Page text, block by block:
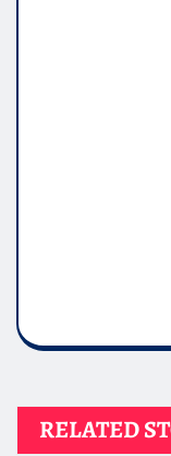
RELATED